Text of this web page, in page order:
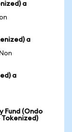
a
a
a
Fund (Ondo
Tokenized)